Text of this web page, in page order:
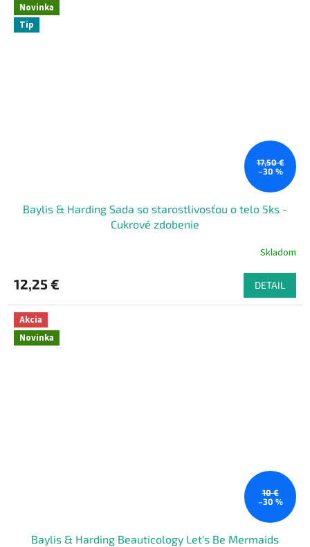
Novinka
Tip
17,50 €
–30 %
Baylis & Harding Sada so starostlivosťou o telo 5ks -
Cukrové zdobenie
Skladom
12,25 € DETAIL
Akcia
Novinka
10 €
–30 %
Baylis & Harding Beauticology Let's Be Mermaids